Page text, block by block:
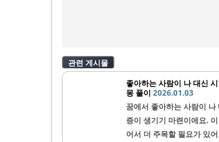
관련 게시물
좋아하는 사람이 나 대신
몽 풀이 2026.01.03
꿈에서 좋아하는 사람이
증이 생기기 마련이에요.
어서 더 주목할 필요가 있